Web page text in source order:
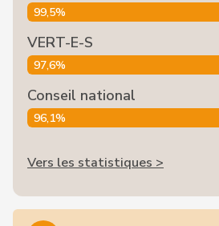
99,5%
VERT-E-S
97,6%
Conseil national
96,1%
Vers les statistiques >